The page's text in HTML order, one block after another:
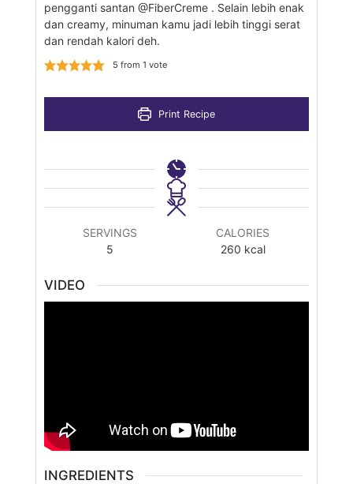
pengganti santan @FiberCreme . Selain lebih enak
dan creamy, minuman kamu jadi lebih tinggi serat
dan rendah kalori deh.
5 from 1 vote
Print Recipe
SERVINGS
5
CALORIES
260 kcal
VIDEO
INGREDIENTS